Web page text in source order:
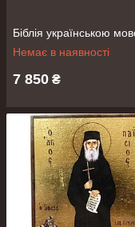
Біблія українською
Немає в наявності
7 850 ₴